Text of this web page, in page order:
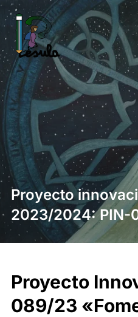
Saltar
al
contenido
Proyecto
2023/2024: PIN-
Proyecto
089/23